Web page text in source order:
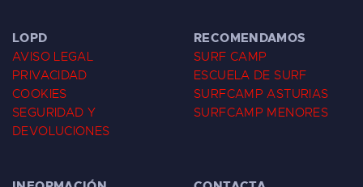
LOPD
AVISO LEGAL
PRIVACIDAD
COOKIES
SEGURIDAD Y
DEVOLUCIONES
RECOMENDAMOS
SURF CAMP
ESCUELA DE SURF
SURFCAMP ASTURIAS
SURFCAMP MENORES